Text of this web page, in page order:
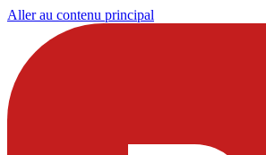
Aller au contenu principal